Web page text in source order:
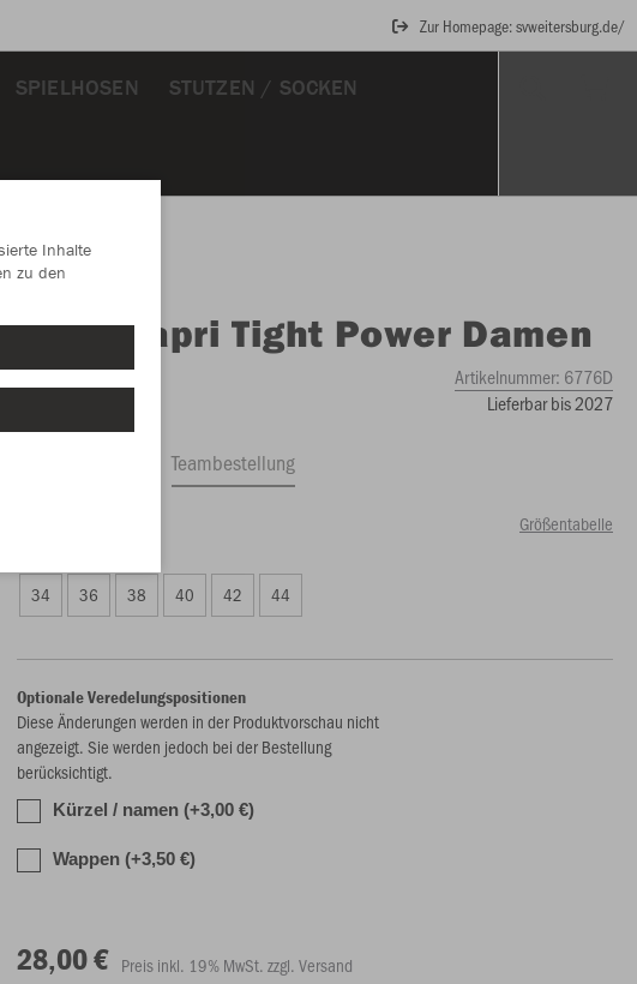
Zur Homepage: svweitersburg.de/
SPIELHOSEN STUTZEN / SOCKEN
JAKO Capri Tight Power Damen
Artikelnummer: 6776D
Lieferbar bis 2027
Teambestellung
Größentabelle
34 36 38 40 42 44
Optionale Veredelungspositionen
Diese Änderungen werden in der Produktvorschau nicht
angezeigt. Sie werden jedoch bei der Bestellung
berücksichtigt.
Kürzel / namen (+3,00 €)
Wappen (+3,50 €)
28,00 € Preis inkl. 19% MwSt. zzgl. Versand
Inhalte
zu den